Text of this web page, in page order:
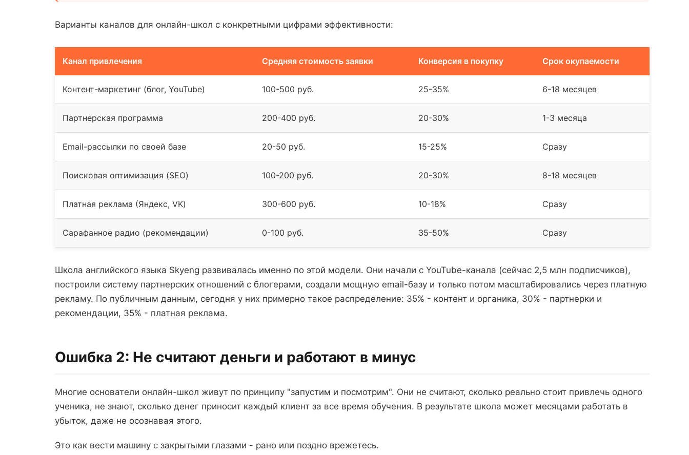
Варианты каналов для онлайн-школ с конкретными цифрами эффективности:
Канал привлечения Средняя стоимость заявки Конверсия в покупку Срок окупаемости
Контент-маркетинг (блог, YouTube) 100-500 руб. 25-35% 6-18 месяцев
Партнерская программа 200-400 руб. 20-30% 1-3 месяца
Email-рассылки по своей базе 20-50 руб. 15-25% Сразу
Поисковая оптимизация (SEO) 100-200 руб. 20-30% 8-18 месяцев
Платная реклама (Яндекс, VK) 300-600 руб. 10-18% Сразу
Сарафанное радио (рекомендации) 0-100 руб. 35-50% Сразу
Школа английского языка Skyeng развивалась именно по этой модели. Они начали с YouTube-канала (сейчас 2,5 млн подписчиков),
построили систему партнерских отношений с блогерами, создали мощную email-базу и только потом масштабировались через платную
рекламу. По публичным данным, сегодня у них примерно такое распределение: 35% - контент и органика, 30% - партнерки и
рекомендации, 35% - платная реклама.
Ошибка 2: Не считают деньги и работают в минус
Многие основатели онлайн-школ живут по принципу "запустим и посмотрим". Они не считают, сколько реально стоит привлечь одного
ученика, не знают, сколько денег приносит каждый клиент за все время обучения. В результате школа может месяцами работать в
убыток, даже не осознавая этого.
Это как вести машину с закрытыми глазами - рано или поздно врежетесь.